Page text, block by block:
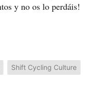
y no os lo perdáis!
Shift Cycling Culture